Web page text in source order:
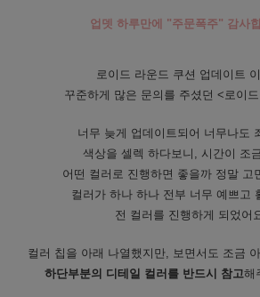
업뎃 하루만에 "주문폭주" 감사
로이드 라운드 쿠션 업데이트
꾸준하게 많은 문의를 주셨던 <로이
너무 늦게 업데이트되어 너무나도
색상을 셀렉 하다보니, 시간이 조
어떤 컬러로 진행하면 좋을까 정말 고
컬러가 하나 하나 전부 너무 예쁘고
전 컬러를 진행하게 되었어
컬러 칩을 아래 나열했지만, 보면서도 조금
하단부분의 디테일 컬러를 반드시 참고해